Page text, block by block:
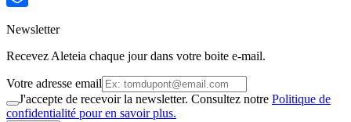
Newsletter
Recevez Aleteia chaque jour dans votre boite e-mail.
Votre adresse email
J'accepte de recevoir la newsletter. Consultez notre Politique de
confidentialité pour en savoir plus.